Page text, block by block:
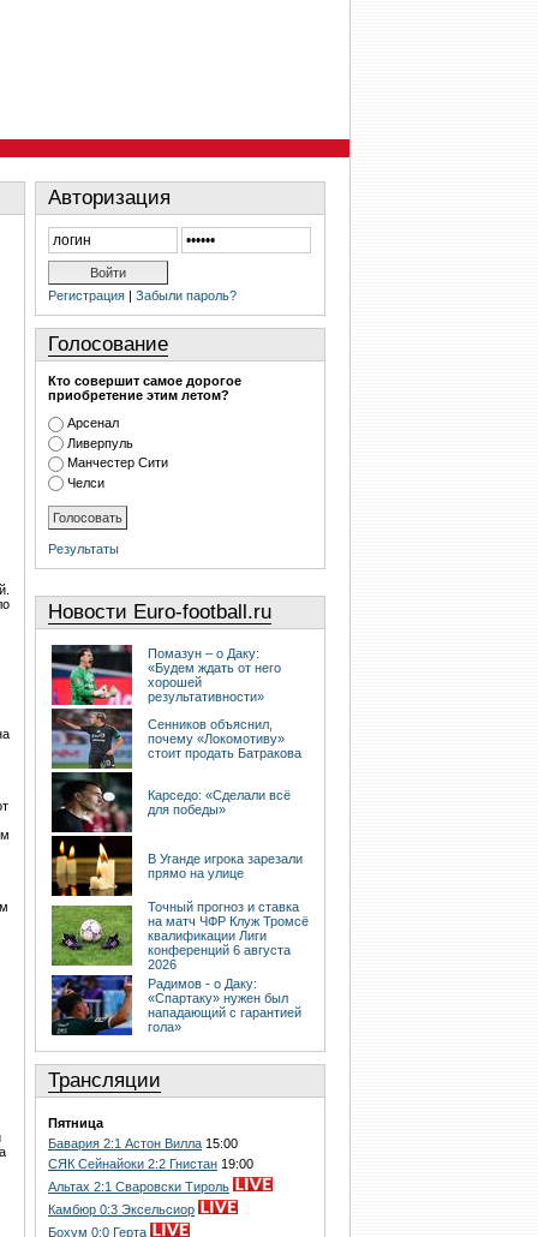
Авторизация
Регистрация | Забыли пароль?
Голосование
Кто совершит самое дорогое
приобретение этим летом?
Арсенал
Ливерпуль
Манчестер Сити
Челси
Результаты
Новости Euro-football.ru
Помазун – о Даку:
«Будем ждать от него
хорошей
результативности»
Сенников объяснил,
почему «Локомотиву»
стоит продать Батракова
Карседо: «Сделали всё
для победы»
В Уганде игрока зарезали
прямо на улице
Точный прогноз и ставка
на матч ЧФР Клуж Тромсё
квалификации Лиги
конференций 6 августа
2026
Радимов - о Даку:
«Спартаку» нужен был
нападающий с гарантией
гола»
Трансляции
Пятница
Бавария 2:1 Астон Вилла 15:00
СЯК Сейнайоки 2:2 Гнистан 19:00
Альтах 2:1 Сваровски Тироль
Камбюр 0:3 Эксельсиор
Бохум 0:0 Герта